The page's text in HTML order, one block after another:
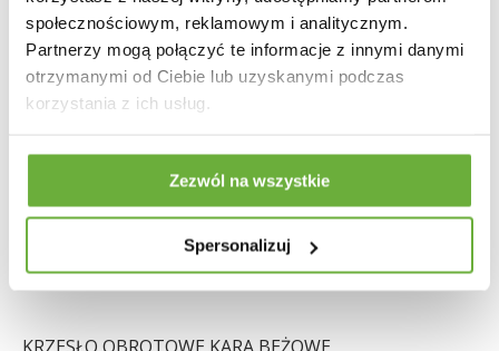
społecznościowym, reklamowym i analitycznym.
Partnerzy mogą połączyć te informacje z innymi danymi
otrzymanymi od Ciebie lub uzyskanymi podczas
korzystania z ich usług.
Zezwól na wszystkie
Spersonalizuj